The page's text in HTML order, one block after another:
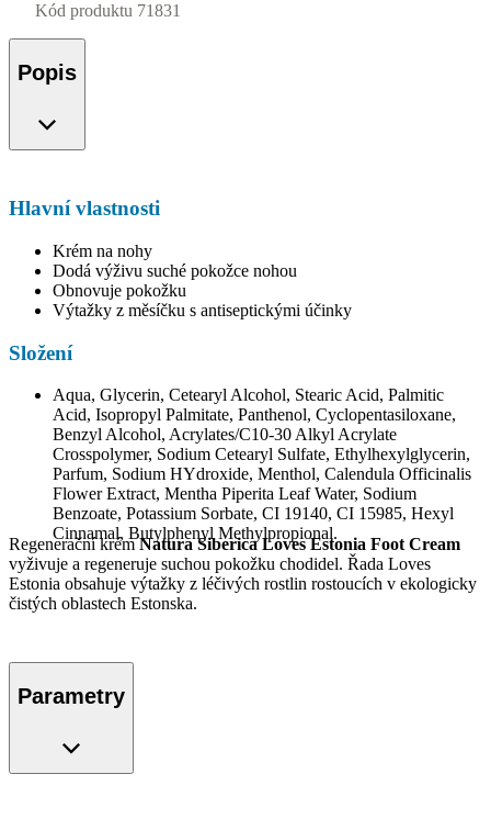
Kód produktu 71831
Popis
Hlavní vlastnosti
Krém na nohy
Dodá výživu suché pokožce nohou
Obnovuje pokožku
Výtažky z měsíčku s antiseptickými účinky
Složení
Aqua, Glycerin, Cetearyl Alcohol, Stearic Acid, Palmitic
Acid, Isopropyl Palmitate, Panthenol, Cyclopentasiloxane,
Benzyl Alcohol, Acrylates/C10-30 Alkyl Acrylate
Crosspolymer, Sodium Cetearyl Sulfate, Ethylhexylglycerin,
Parfum, Sodium HYdroxide, Menthol, Calendula Officinalis
Flower Extract, Mentha Piperita Leaf Water, Sodium
Benzoate, Potassium Sorbate, CI 19140, CI 15985, Hexyl
Cinnamal, Butylphenyl Methylpropional.
Regenerační krémNatura Siberica Loves Estonia Foot Cream
vyživuje a regeneruje suchou pokožku chodidel. Řada Loves
Estonia obsahuje výtažky z léčivých rostlin rostoucích v ekologicky
čistých oblastech Estonska.
Parametry